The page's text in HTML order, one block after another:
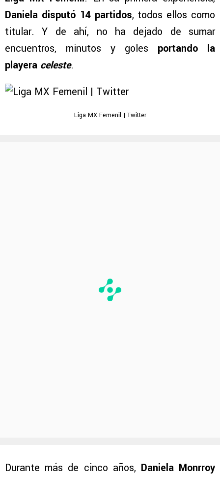
Daniela disputó 14 partidos, todos ellos como
titular. Y de ahí, no ha dejado de sumar
encuentros, minutos y goles portando la
playera celeste.
Liga MX Femenil | Twitter
Durante más de cinco años, Daniela Monrroy